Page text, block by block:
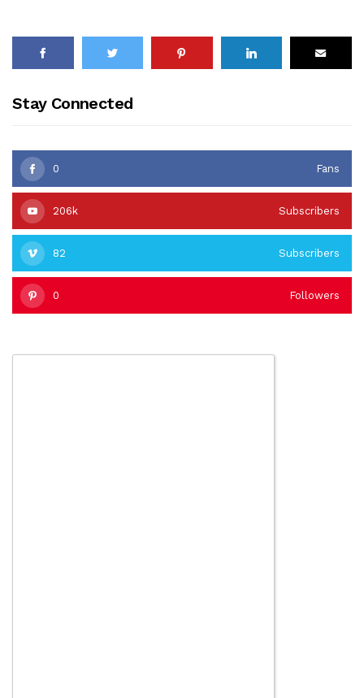
Stay Connected
0 Fans
206k Subscribers
82 Subscribers
0 Followers